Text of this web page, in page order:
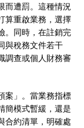
而遭罰。這種情況
算重啟業務，選擇
。同時，在註銷完
與稅務文件若干
調查或個人財務審
案」。當業務指標
簡模式暫緩，還是
合約清單，明確處